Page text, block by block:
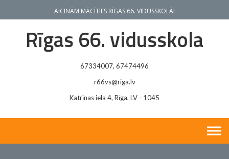
AICINĀM MĀCĪTIES RĪGAS 66. VIDUSSKOLĀ!
Rīgas 66. vidusskola
67334007, 67474496
r66vs@riga.lv
Katrīnas iela 4, Rīga, LV - 1045